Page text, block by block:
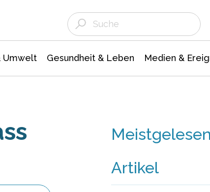
Umwelt Gesundheit & Leben Medien &
Artikel